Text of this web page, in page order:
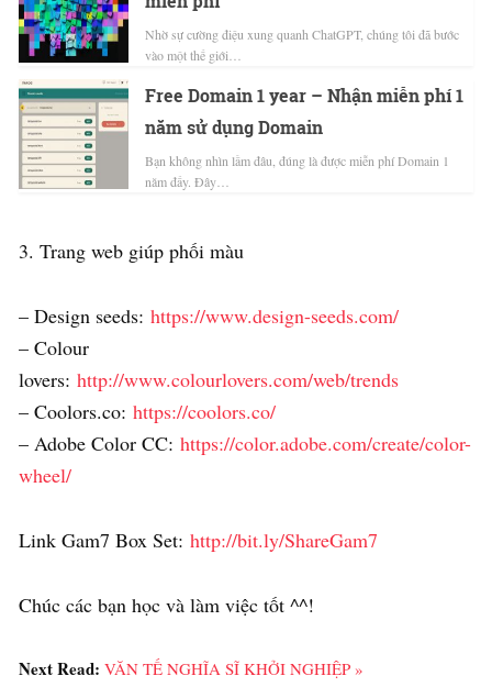
Nhờ sự cường điệu xung quanh ChatGPT, chúng tôi đã bước
vào một thế giới…
Free Domain 1 year – Nhận miễn phí 1
năm sử dụng Domain
Bạn không nhìn lầm đâu, đúng là được miễn phí Domain 1
năm đấy. Đây…
3. Trang web giúp phối màu
– Design seeds: https://www.design-seeds.com/
– Colour
lovers: http://www.colourlovers.com/web/trends
– Coolors.co: https://coolors.co/
– Adobe Color CC: https://color.adobe.com/create/color-
wheel/
Link Gam7 Box Set: http://bit.ly/ShareGam7
Chúc các bạn học và làm việc tốt ^^!
Next Read: VĂN TẾ NGHĨA SĨ KHỞI NGHIỆP »